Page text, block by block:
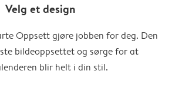
Velg et design
Oppsett gjøre jobben for deg. Den
bildeoppsettet og sørge for at
blir helt i din stil.